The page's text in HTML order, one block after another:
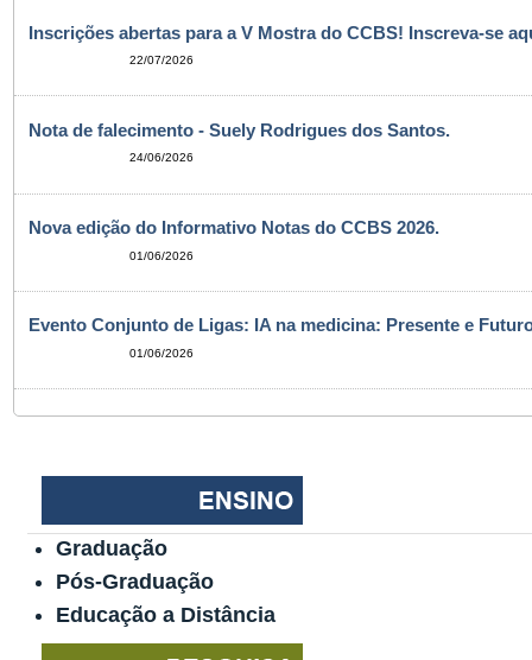
Inscrições abertas para a V Mostra do CCBS! Inscreva-se
22/07/2026
Nota de falecimento - Suely Rodrigues dos Santos.
24/06/2026
Nova edição do Informativo Notas do CCBS 2026.
01/06/2026
Evento Conjunto de Ligas: IA na medicina: Presente e
01/06/2026
Graduação
Pós-Graduação
Educação a Distância